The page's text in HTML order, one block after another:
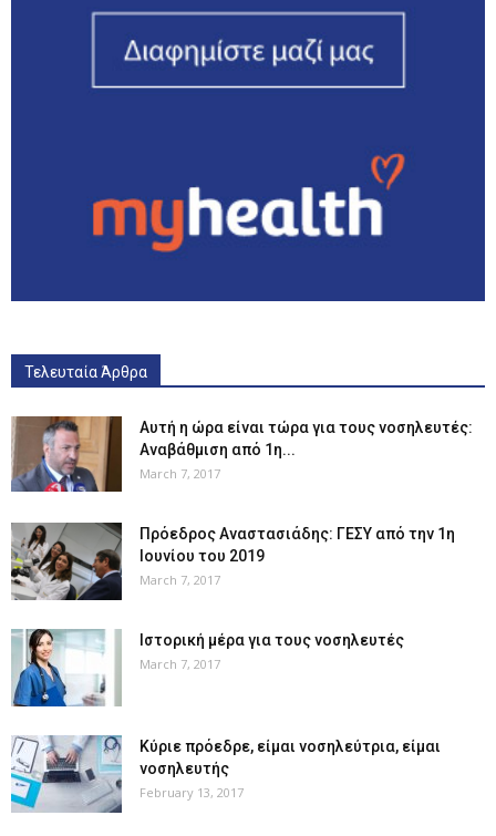
Τελευταία Άρθρα
Αυτή η ώρα είναι τώρα για τους νοσηλευτές:
Αναβάθμιση από 1η...
March 7, 2017
Πρόεδρος Αναστασιάδης: ΓΕΣΥ από την 1η
Ιουνίου του 2019
March 7, 2017
Ιστορική μέρα για τους νοσηλευτές
March 7, 2017
Κύριε πρόεδρε, είμαι νοσηλεύτρια, είμαι
νοσηλευτής
February 13, 2017